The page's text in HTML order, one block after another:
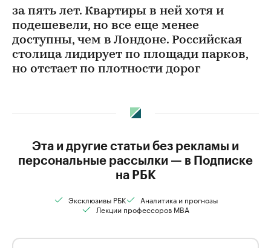
за пять лет. Квартиры в ней хотя и
подешевели, но все еще менее
доступны, чем в Лондоне. Российская
столица лидирует по площади парков,
но отстает по плотности дорог
Эта и другие статьи без рекламы и
персональные рассылки — в Подписке
на РБК
Эксклюзивы РБК
Аналитика и прогнозы
Лекции профессоров MBA